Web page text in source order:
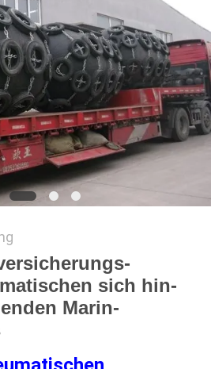
sich hin-
Marin-